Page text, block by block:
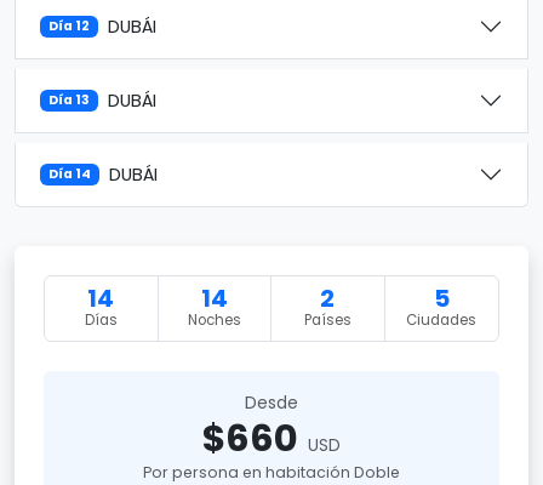
Día 12 DUBÁI
Día 13 DUBÁI
Día 14 DUBÁI
14
Días
14
Noches
2
Países
5
Ciudades
Desde
$660 USD
Por persona en habitación Doble